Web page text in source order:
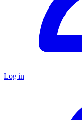
Log in